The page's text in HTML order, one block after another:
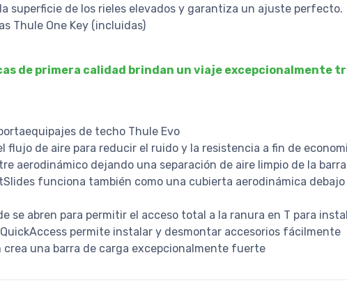
superficie de los rieles elevados y garantiza un ajuste perfecto.
Thule One Key (incluidas)
de primera calidad brindan un viaje excepcionalmente
de techo Thule Evo
flujo de aire para reducir el ruido y la resistencia a fin de
aerodinámico dejando una separación de aire limpio de la barra
funciona también como una cubierta aerodinámica
se abren para permitir el acceso total a la ranura en T para
permite instalar y desmontar accesorios fácilmente
una barra de carga excepcionalmente fuerte